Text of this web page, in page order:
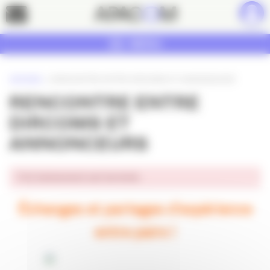
Contact
RENCONTRE ENTRE
DIRCOMS ET
ANNONCEURS
Échanges et partages d’expérience
entre pairs !
Panneau de gestion des cookies